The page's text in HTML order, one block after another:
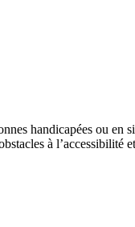
handicapées ou
à